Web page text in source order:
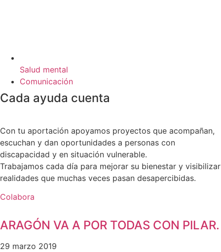
Salud mental
Comunicación
Cada ayuda cuenta
Con tu aportación apoyamos proyectos que acompañan,
escuchan y dan oportunidades a personas con
discapacidad y en situación vulnerable.
Trabajamos cada día para mejorar su bienestar y visibilizar
realidades que muchas veces pasan desapercibidas.
Colabora
ARAGÓN VA A POR TODAS CON PILAR.
29 marzo 2019